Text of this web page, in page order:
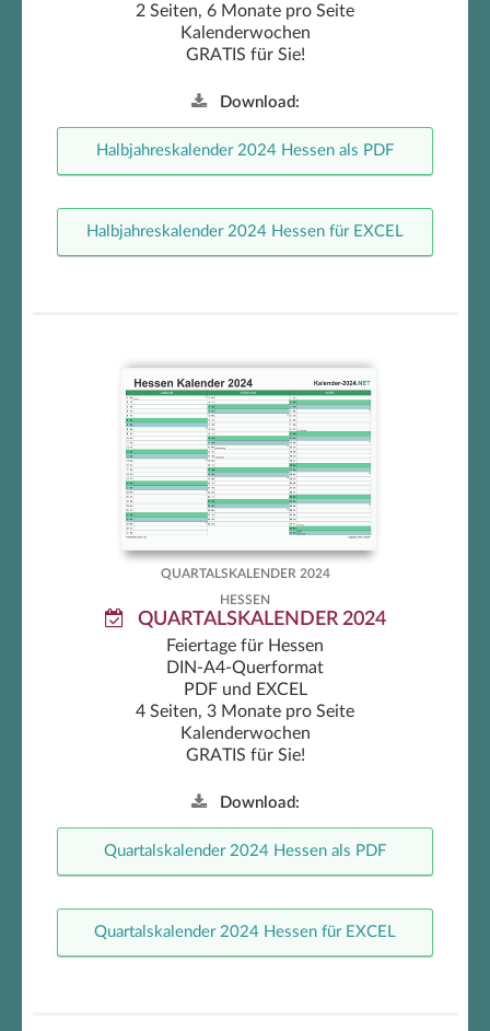
2 Seiten, 6 Monate pro Seite
Kalenderwochen
GRATIS für Sie!
Download:
Halbjahreskalender 2024 Hessen als PDF
Halbjahreskalender 2024 Hessen für EXCEL
Hessen Quartalskalender 2024
QUARTALSKALENDER 2024
HESSEN
QUARTALSKALENDER 2024
Feiertage für Hessen
DIN-A4-Querformat
PDF und EXCEL
4 Seiten, 3 Monate pro Seite
Kalenderwochen
GRATIS für Sie!
Download:
Quartalskalender 2024 Hessen als PDF
Quartalskalender 2024 Hessen für EXCEL